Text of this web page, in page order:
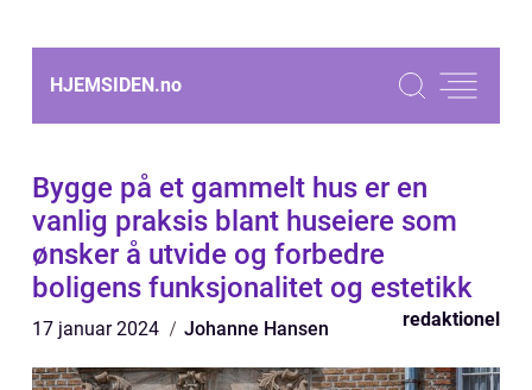
HJEMSIDEN.no
Bygge på et gammelt hus er en
vanlig praksis blant huseiere som
ønsker å utvide og forbedre
boligens funksjonalitet og estetikk
17 januar 2024 Johanne Hansen redaktionel